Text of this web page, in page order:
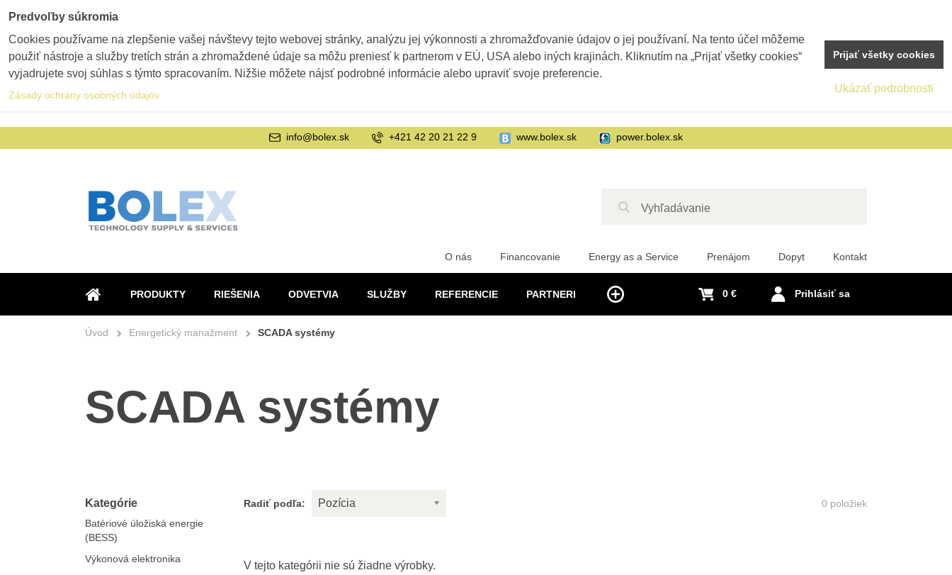
ÚVOD
PRODUKTY RIEŠENIA ODVETVIA SLUŽBY REFERENCIE PARTNERI
O nás Financovanie Energy as a Service Prenájom Dopyt Kontakt
Prihlásiť sa
0 €
info@bolex.sk +421 42 20 21 22 9 www.bolex.sk power.bolex.sk
Úvod Energetický manažment SCADA systémy
SCADA systémy
Radiť podľa: Pozícia 0 položiek
Kategórie
Batériové úložiská energie
(BESS)
Výkonová elektronika
Predvoľby súkromia
Cookies používame na zlepšenie vašej návštevy tejto webovej stránky, analýzu jej výkonnosti a zhromažďovanie údajov o jej používaní. Na tento účel môžeme
použiť nástroje a služby tretích strán a zhromaždené údaje sa môžu preniesť k partnerom v EÚ, USA alebo iných krajinách. Kliknutím na „Prijať všetky cookies“
vyjadrujete svoj súhlas s týmto spracovaním. Nižšie môžete nájsť podrobné informácie alebo upraviť svoje preferencie.
Zásady ochrany osobných údajov
Ukázať podrobnosti
Prijať všetky cookies